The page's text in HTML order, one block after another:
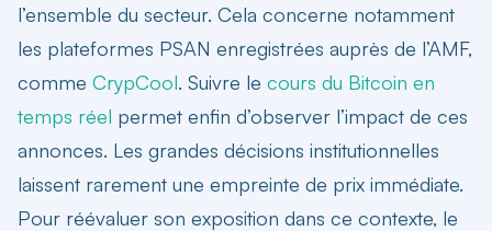
l’ensemble du secteur. Cela concerne notamment
les plateformes PSAN enregistrées auprès de l’AMF,
comme CrypCool. Suivre le cours du Bitcoin en
temps réel permet enfin d’observer l’impact de ces
annonces. Les grandes décisions institutionnelles
laissent rarement une empreinte de prix immédiate.
Pour réévaluer son exposition dans ce contexte, le